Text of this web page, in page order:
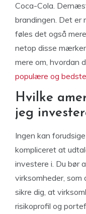
Coca-Cola.
brandingen. Det er
føles det også
netop disse
mere om, hvordan
populære og
Hvilke
jeg
Ingen kan
kompliceret at
investere i. Du bør
virksomheder, som
sikre dig, at
risikoprofil og